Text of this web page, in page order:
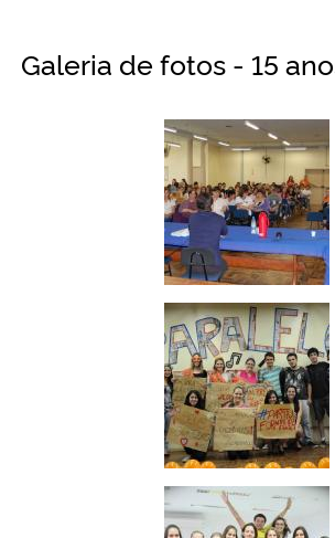
Galeria de fotos - 15